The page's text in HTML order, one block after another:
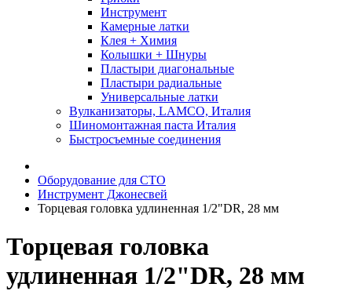
Инструмент
Камерные латки
Клея + Химия
Колышки + Шнуры
Пластыри диагональные
Пластыри радиальные
Универсальные латки
Вулканизаторы, LAMCO, Италия
Шиномонтажная паста Италия
Быстросъемные соединения
Оборудование для СТО
Инструмент Джонесвей
Торцевая головка удлиненная 1/2"DR, 28 мм
Торцевая головка
удлиненная 1/2"DR, 28 мм